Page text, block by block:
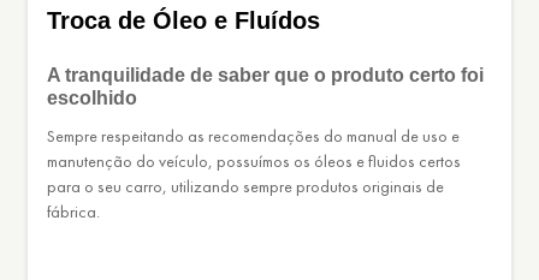
Troca de Óleo e Fluídos
A tranquilidade de saber que o produto certo foi
escolhido
Sempre respeitando as recomendações do manual de uso e
manutenção do veículo, possuímos os óleos e fluidos certos
para o seu carro, utilizando sempre produtos originais de
fábrica.